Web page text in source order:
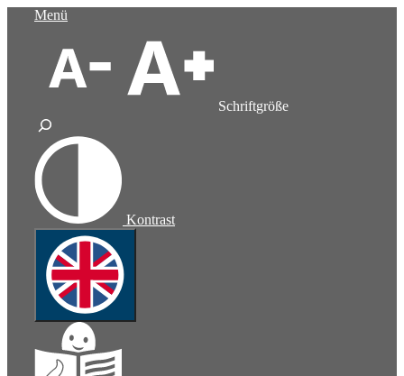
Menü
Schriftgröße
Kontrast